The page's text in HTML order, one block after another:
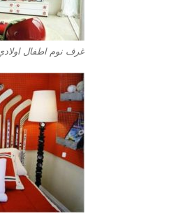
غرف نوم اطفال